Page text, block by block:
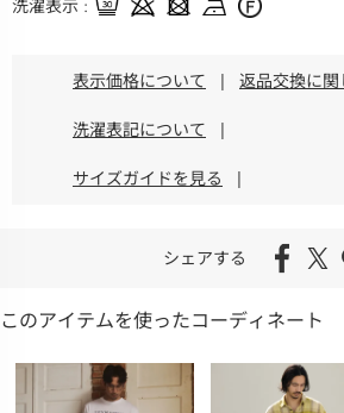
洗濯表示
表示価格について | 返品交換に
洗濯表記について |
サイズガイドを見る |
シェアする
このアイテムを使ったコーディネート